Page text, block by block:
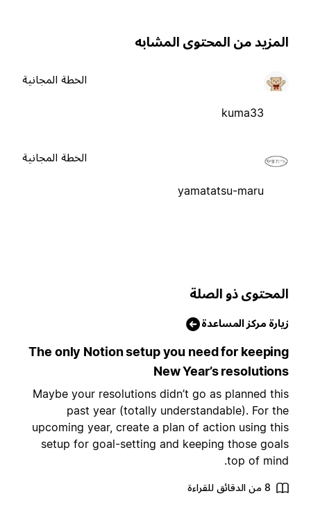
من المحتوى المشابه
kuma33
الخطة المجانية
yamatatsu-maru
الخطة المجانية
ذو الصلة
مركز المساعدة
The only Notion setup you need for
New Year’s
Maybe your resolutions didn’t go as planned
past year (totally understandable). For
upcoming year, create a plan of action using
setup for goal-setting and keeping those
top of
8 من الدقائق للقراءة